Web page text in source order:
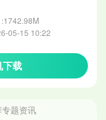
05-15 10:22
下载
专题资讯